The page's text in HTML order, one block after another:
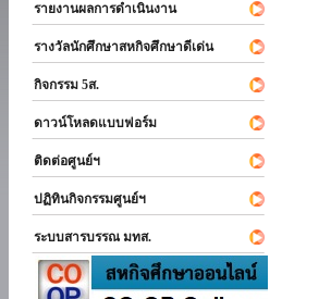
รายงานผลการดำเนินงาน
รางวัลนักศึกษาสหกิจศึกษาดีเด่น
กิจกรรม 5ส.
ดาวน์โหลดแบบฟอร์ม
ติดต่อศูนย์ฯ
ปฏิทินกิจกรรมศูนย์ฯ
ระบบสารบรรณ มทส.